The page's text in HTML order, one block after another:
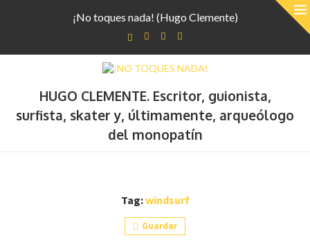
¡No toques nada! (Hugo Clemente)
HUGO CLEMENTE. Escritor, guionista,
surfista, skater y, últimamente, arqueólogo
del monopatín
Tag:windsurf
Guardar